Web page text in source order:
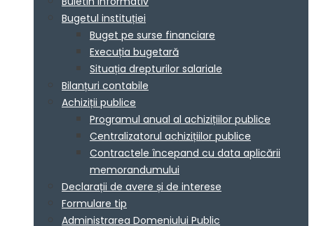
Bugetul instituției
Buget pe surse financiare
Execuția bugetară
Situația drepturilor salariale
Bilanțuri contabile
Achiziții publice
Programul anual al achizițiilor publice
Centralizatorul achizițiilor publice
Contractele începand cu data aplicării
memorandumului
Declarații de avere și de interese
Formulare tip
Administrarea Domeniului Public